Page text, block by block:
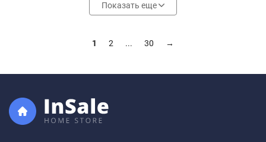
Показать еще
1 2 ... 30 →